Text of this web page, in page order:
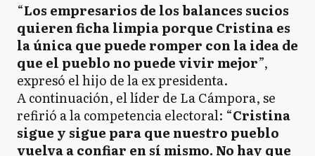
“Los empresarios de los balances sucios
quieren ficha limpia porque Cristina es
la única que puede romper con la idea de
que el pueblo no puede vivir mejor”,
expresó el hijo de la ex presidenta.
A continuación, el líder de La Cámpora, se
refirió a la competencia electoral: “Cristina
sigue y sigue para que nuestro pueblo
vuelva a confiar en sí mismo. No hay que